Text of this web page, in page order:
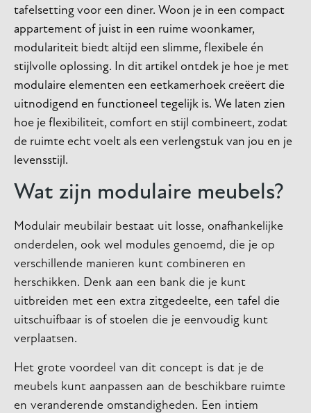
tafelsetting voor een diner. Woon je in een compact
appartement of juist in een ruime woonkamer,
modulariteit biedt altijd een slimme, flexibele én
stijlvolle oplossing. In dit artikel ontdek je hoe je met
modulaire elementen een eetkamerhoek creëert die
uitnodigend en functioneel tegelijk is. We laten zien
hoe je flexibiliteit, comfort en stijl combineert, zodat
de ruimte echt voelt als een verlengstuk van jou en je
levensstijl.
Wat zijn modulaire meubels?
Modulair meubilair bestaat uit losse, onafhankelijke
onderdelen, ook wel modules genoemd, die je op
verschillende manieren kunt combineren en
herschikken. Denk aan een bank die je kunt
uitbreiden met een extra zitgedeelte, een tafel die
uitschuifbaar is of stoelen die je eenvoudig kunt
verplaatsen.
Het grote voordeel van dit concept is dat je de
meubels kunt aanpassen aan de beschikbare ruimte
en veranderende omstandigheden. Een intiem